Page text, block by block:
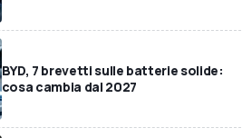
BYD, 7 brevetti sulle batterie solide:
cosa cambia dal 2027